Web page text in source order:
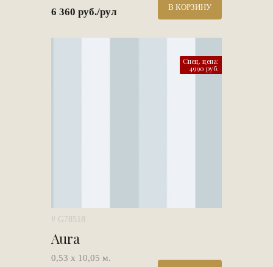
6 360 руб./рул В КОРЗИНУ
Спец. цена:
4990 руб.
# G78518
Aura
0,53 х 10,05 м.